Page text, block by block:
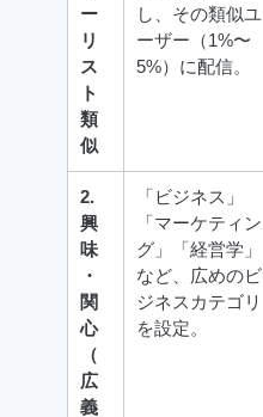
ー
リ
ス
ト
類
似
し、その類似ユ
ーザー（1%〜
5%）に配信。
2.
興
味
・
関
心
（
広
義
「ビジネス」
「マーケティン
グ」「経営学」
など、広めのビ
ジネスカテゴリ
を設定。